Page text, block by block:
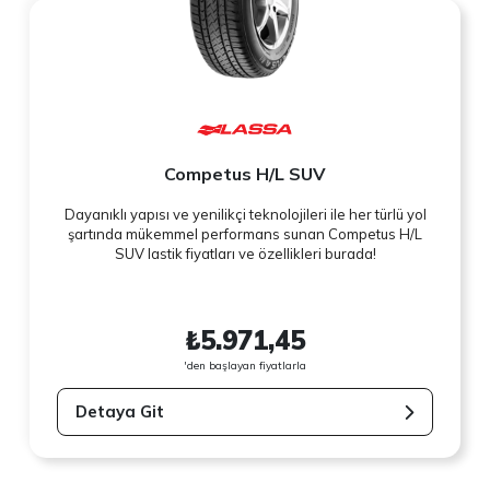
Competus H/L SUV
Dayanıklı yapısı ve yenilikçi teknolojileri ile her türlü yol
şartında mükemmel performans sunan Competus H/L
SUV lastik fiyatları ve özellikleri burada!
₺5.971,45
'den başlayan fiyatlarla
Detaya Git